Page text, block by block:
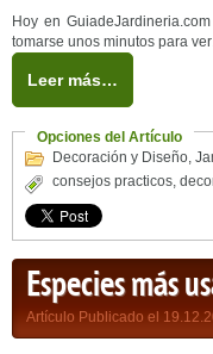
Hoy en
tomarse unos minutos para
Leer más…
Opciones del Artículo
Decoración y Diseño,
consejos practicos,
Especies más
Artículo Publicado el